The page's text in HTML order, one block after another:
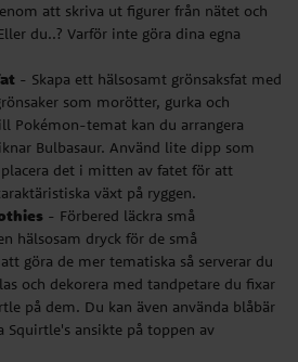
- Förbered läckra små
hälsosam dryck för de små
göra de mer tematiska så serverar du
och dekorera med tandpetare du fixar
på dem. Du kan även använda blåbär
Squirtle's ansikte på toppen av
underhållning till
underhållning när det vankas kalas är
blir det så klart om man kan knåpa
med kalasets tema. Just därför
med aktiviteter som passar perfekt till
att skriva ut figurer från nätet och
du..? Varför inte göra dina egna
- Skapa ett hälsosamt grönsaksfat med
som morötter, gurka och
Pokémon-temat kan du arrangera
Bulbasaur. Använd lite dipp som
placera det i mitten av fatet för att
växt på ryggen.
- Förbered läckra små
hälsosam dryck för de små
göra de mer tematiska så serverar du
och dekorera med tandpetare du fixar
på dem. Du kan även använda blåbär
Squirtle's ansikte på toppen av